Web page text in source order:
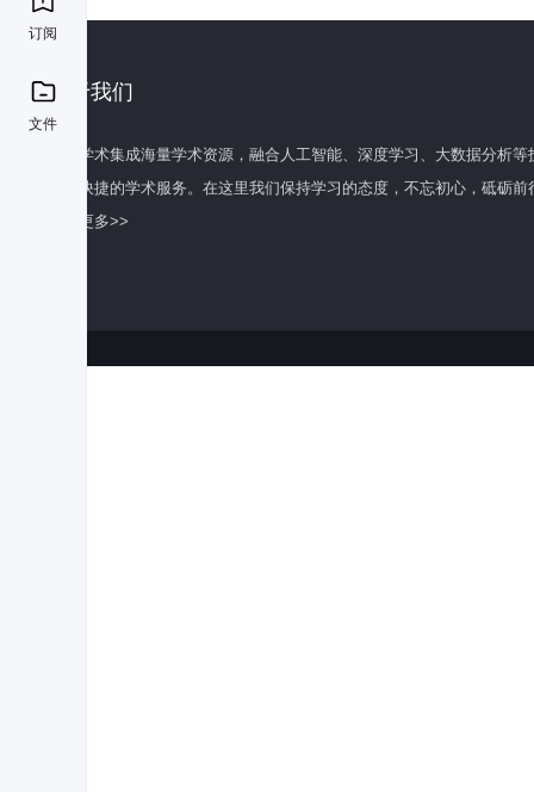
订阅
文件
关于我们
百度学术集成海量学术资源，融合人工智能、深度学习、大数据分析
全面快捷的学术服务。在这里我们保持学习的态度，不忘初心，砥砺前
了解更多>>